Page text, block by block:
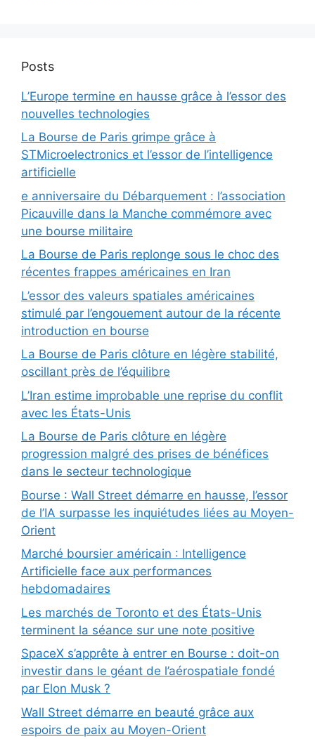
Posts
L’Europe termine en hausse grâce à l’essor des
nouvelles technologies
La Bourse de Paris grimpe grâce à
STMicroelectronics et l’essor de l’intelligence
artificielle
e anniversaire du Débarquement : l’association
Picauville dans la Manche commémore avec
une bourse militaire
La Bourse de Paris replonge sous le choc des
récentes frappes américaines en Iran
L’essor des valeurs spatiales américaines
stimulé par l’engouement autour de la récente
introduction en bourse
La Bourse de Paris clôture en légère stabilité,
oscillant près de l’équilibre
L’Iran estime improbable une reprise du conflit
avec les États-Unis
La Bourse de Paris clôture en légère
progression malgré des prises de bénéfices
dans le secteur technologique
Bourse : Wall Street démarre en hausse, l’essor
de l’IA surpasse les inquiétudes liées au Moyen-
Orient
Marché boursier américain : Intelligence
Artificielle face aux performances
hebdomadaires
Les marchés de Toronto et des États-Unis
terminent la séance sur une note positive
SpaceX s’apprête à entrer en Bourse : doit-on
investir dans le géant de l’aérospatiale fondé
par Elon Musk ?
Wall Street démarre en beauté grâce aux
espoirs de paix au Moyen-Orient